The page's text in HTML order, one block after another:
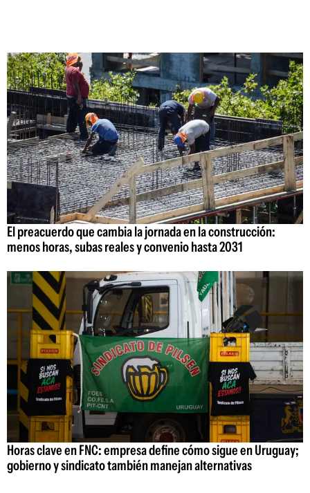
El preacuerdo que cambia la jornada en la construcción:
menos horas, subas reales y convenio hasta 2031
Horas clave en FNC: empresa define cómo sigue en Uruguay;
gobierno y sindicato también manejan alternativas